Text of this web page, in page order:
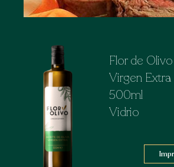
NUESTROS PRODUCTOS
Flor de Olivo
Virgen Extra
500ml
Vidrio